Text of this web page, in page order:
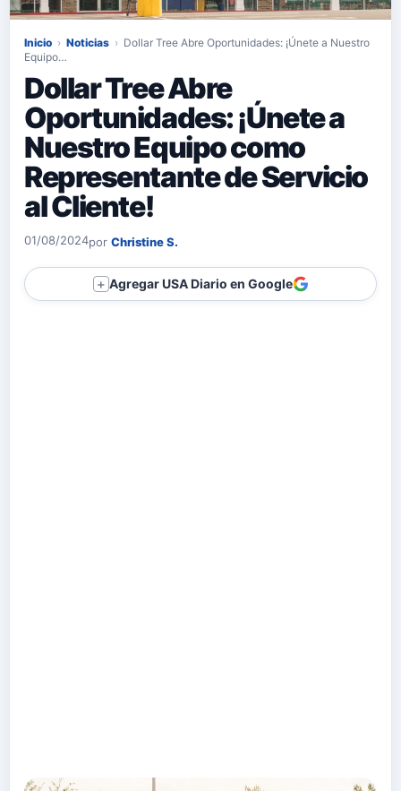
Inicio › Noticias › Dollar Tree Abre Oportunidades: ¡Únete a Nuestro
Equipo…
Dollar Tree Abre
Oportunidades: ¡Únete a
Nuestro Equipo como
Representante de Servicio
al Cliente!
01/08/2024por Christine S.
＋ Agregar USA Diario en Google